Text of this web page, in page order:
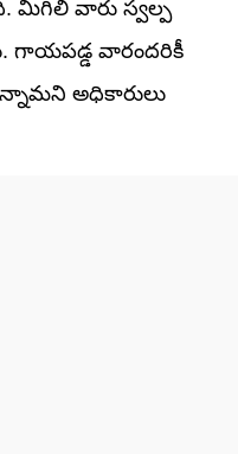
మిగిలి వారు స్వల్ప
గాయపడ్డ వారందరికీ
అధికారులు